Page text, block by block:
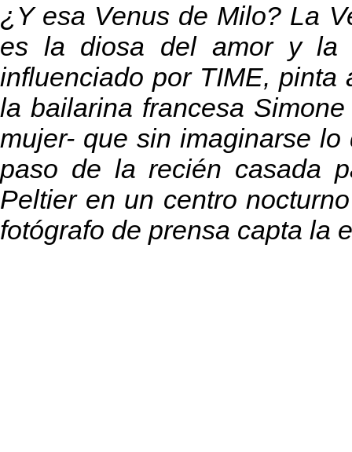
¿Y esa Venus de Milo? La
es la diosa del amor y la
influenciado por TIME, pinta
la bailarina francesa
mujer- que sin imaginarse
paso de la recién casada
Peltier en un centro
fotógrafo de prensa capta la